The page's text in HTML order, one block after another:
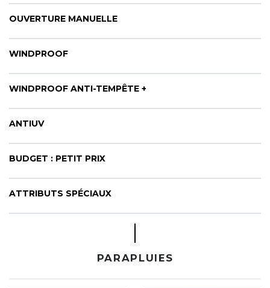
OUVERTURE MANUELLE
WINDPROOF
WINDPROOF ANTI-TEMPÊTE +
ANTIUV
BUDGET : PETIT PRIX
ATTRIBUTS SPÉCIAUX
PARAPLUIES